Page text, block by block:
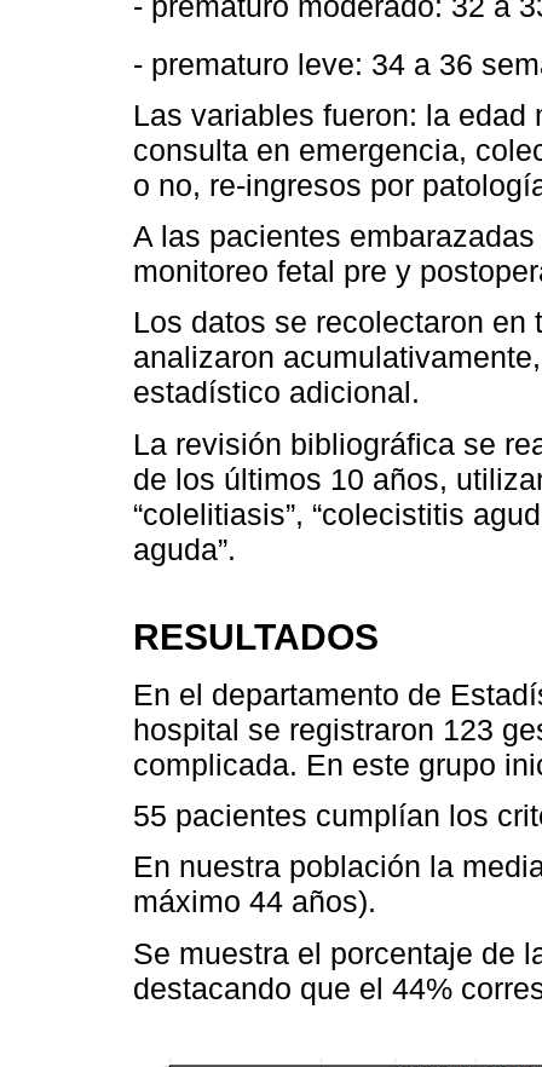
- prematuro leve: 34 a 36
Las variables fueron: la
consulta en emergencia,
o no, re-ingresos por
A las pacientes
monitoreo fetal pre y
Los datos se recolectaron
analizaron
estadístico adicional.
La revisión bibliográfica se
de los últimos 10 años,
“colelitiasis”, “colecistitis
aguda”.
RESULTADOS
En el departamento de
hospital se registraron 123
complicada. En este grupo
55 pacientes cumplían los
En nuestra población la
máximo 44 años).
Se muestra el porcentaje de
destacando que el 44%